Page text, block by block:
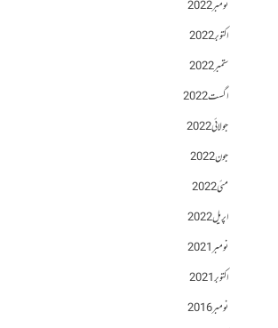
نومبر 2022
اکتوبر 2022
ستمبر 2022
اگست 2022
جولائی 2022
جون 2022
مئی 2022
اپریل 2022
نومبر 2021
اکتوبر 2021
نومبر 2016